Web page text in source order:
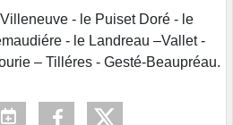
- le Puiset Doré - le
- le Landreau –Vallet -
– Tilléres - Gesté-Beaupréau.